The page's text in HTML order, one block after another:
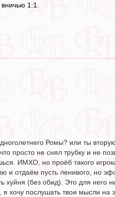
1:1.
Ромы? или ты
просто не снял трубку и не
ИМХО, но проёб такого
пусть ленивого, но
(без обид). Это для него
хочу послушать твои мысли на